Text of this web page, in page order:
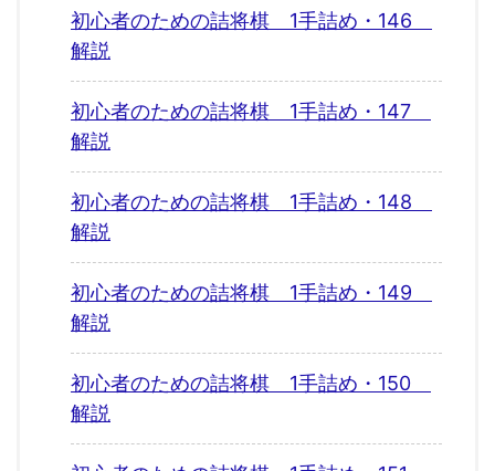
初心者のための詰将棋 1手詰め・146
解説
初心者のための詰将棋 1手詰め・147
解説
初心者のための詰将棋 1手詰め・148
解説
初心者のための詰将棋 1手詰め・149
解説
初心者のための詰将棋 1手詰め・150
解説